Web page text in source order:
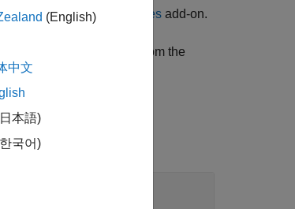
FPGA and SoC Devices add-on.
with the property from the
(English)
中文
本語)
국어)